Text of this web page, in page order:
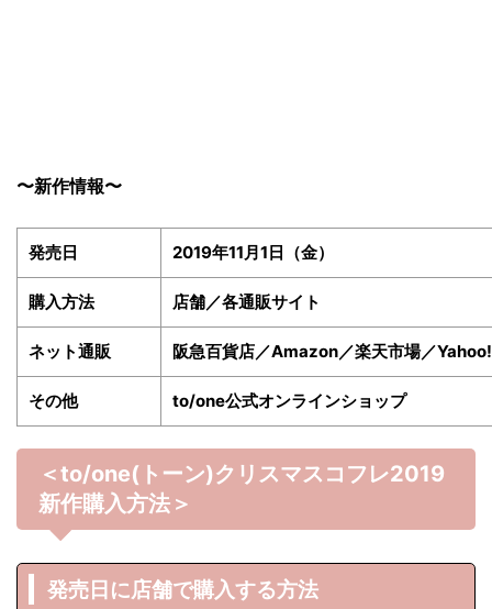
〜新作情報〜
発売日 2019年11月1日（金）
購入方法 店舗／各通販サイト
ネット通販 阪急百貨店／Amazon／楽天市場／
その他 to/one公式オンラインショップ
＜to/one(トーン)クリスマスコフレ2019
新作購入方法＞
発売日に店舗で購入する方法